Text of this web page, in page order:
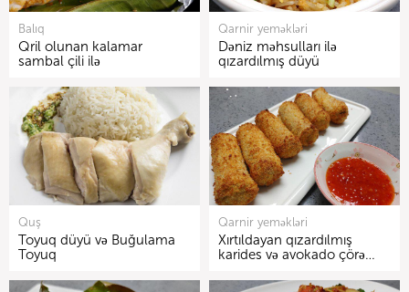
Balıq
Qril olunan kalamar
sambal çili ilə
Qarnir yeməkləri
Dəniz məhsulları ilə
qızardılmış düyü
Quş
Toyuq düyü və Buğulama
Toyuq
Qarnir yeməkləri
Xırtıldayan qızardılmış
karides və avokado çörə…